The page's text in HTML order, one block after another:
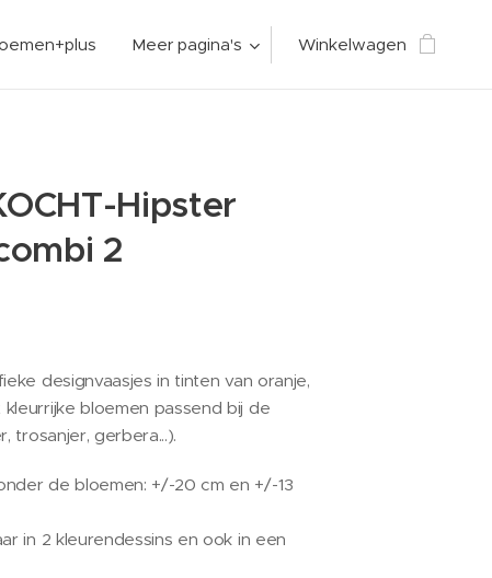
Meer pagina's Winkelwagen
Hipster
2
designvaasjes in tinten van oranje,
bloemen passend bij de
trosanjer, gerbera...).
de bloemen: +/-20 cm en +/-13
in 2 kleurendessins en ook in een